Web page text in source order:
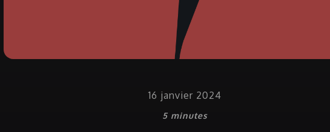
16 janvier 2024
5 minutes